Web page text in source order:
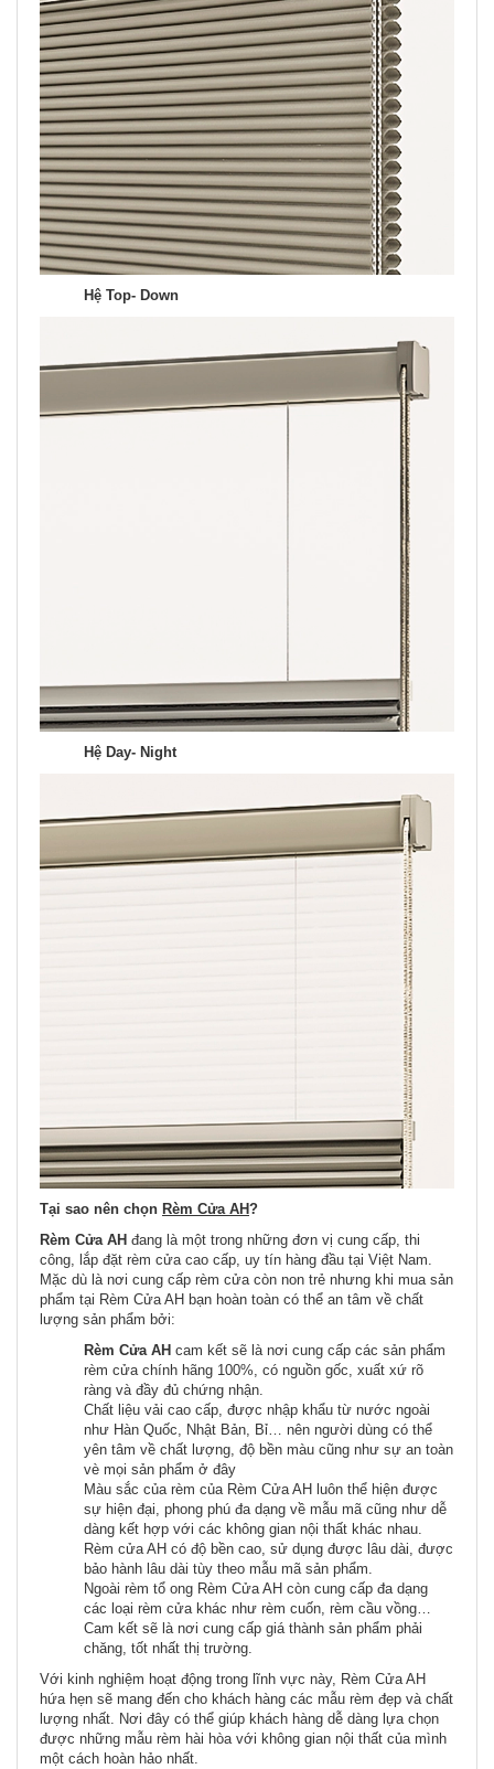
Hệ Top- Down
Hệ Day- Night
Tại sao nên chọn Rèm Cửa AH?
Rèm Cửa AH đang là một trong những đơn vị cung cấp, thi
công, lắp đặt rèm cửa cao cấp, uy tín hàng đầu tại Việt Nam.
Mặc dù là nơi cung cấp rèm cửa còn non trẻ nhưng khi mua sản
phẩm tại Rèm Cửa AH bạn hoàn toàn có thể an tâm về chất
lượng sản phẩm bởi:
Rèm Cửa AH cam kết sẽ là nơi cung cấp các sản phẩm
rèm cửa chính hãng 100%, có nguồn gốc, xuất xứ rõ
ràng và đầy đủ chứng nhận.
Chất liệu vải cao cấp, được nhập khẩu từ nước ngoài
như Hàn Quốc, Nhật Bản, Bỉ… nên người dùng có thể
yên tâm về chất lượng, độ bền màu cũng như sự an toàn
vè mọi sản phẩm ở đây
Màu sắc của rèm của Rèm Cửa AH luôn thể hiện được
sự hiện đại, phong phú đa dạng về mẫu mã cũng như dễ
dàng kết hợp với các không gian nội thất khác nhau.
Rèm cửa AH có độ bền cao, sử dụng được lâu dài, được
bảo hành lâu dài tùy theo mẫu mã sản phẩm.
Ngoài rèm tổ ong Rèm Cửa AH còn cung cấp đa dạng
các loại rèm cửa khác như rèm cuốn, rèm cầu vồng…
Cam kết sẽ là nơi cung cấp giá thành sản phẩm phải
chăng, tốt nhất thị trường.
Với kinh nghiệm hoạt động trong lĩnh vực này, Rèm Cửa AH
hứa hẹn sẽ mang đến cho khách hàng các mẫu rèm đẹp và chất
lượng nhất. Nơi đây có thể giúp khách hàng dễ dàng lựa chọn
được những mẫu rèm hài hòa với không gian nội thất của mình
một cách hoàn hảo nhất.